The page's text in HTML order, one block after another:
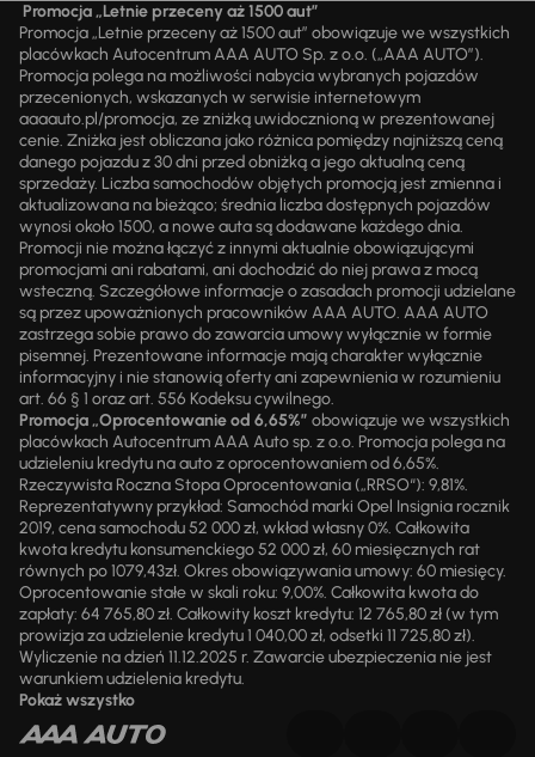
Promocja „Letnie przeceny aż 1500 aut”
Promocja „Letnie przeceny aż 1500 aut” obowiązuje we wszystkich
placówkach Autocentrum AAA AUTO Sp. z o.o. („AAA AUTO”).
Promocja polega na możliwości nabycia wybranych pojazdów
przecenionych, wskazanych w serwisie internetowym
aaaauto.pl/promocja, ze zniżką uwidocznioną w prezentowanej
cenie. Zniżka jest obliczana jako różnica pomiędzy najniższą ceną
danego pojazdu z 30 dni przed obniżką a jego aktualną ceną
sprzedaży. Liczba samochodów objętych promocją jest zmienna i
aktualizowana na bieżąco; średnia liczba dostępnych pojazdów
wynosi około 1500, a nowe auta są dodawane każdego dnia.
Promocji nie można łączyć z innymi aktualnie obowiązującymi
promocjami ani rabatami, ani dochodzić do niej prawa z mocą
wsteczną. Szczegółowe informacje o zasadach promocji udzielane
są przez upoważnionych pracowników AAA AUTO. AAA AUTO
zastrzega sobie prawo do zawarcia umowy wyłącznie w formie
pisemnej. Prezentowane informacje mają charakter wyłącznie
informacyjny i nie stanowią oferty ani zapewnienia w rozumieniu
art. 66 § 1 oraz art. 556 Kodeksu cywilnego.
Promocja „Oprocentowanie od 6,65%” obowiązuje we wszystkich
placówkach Autocentrum AAA Auto sp. z o.o. Promocja polega na
udzieleniu kredytu na auto z oprocentowaniem od 6,65%.
Rzeczywista Roczna Stopa Oprocentowania („RRSO“): 9,81%.
Reprezentatywny przykład: Samochód marki Opel Insignia rocznik
2019, cena samochodu 52 000 zł, wkład własny 0%. Całkowita
kwota kredytu konsumenckiego 52 000 zł, 60 miesięcznych rat
równych po 1079,43zł. Okres obowiązywania umowy: 60 miesięcy.
Oprocentowanie stałe w skali roku: 9,00%. Całkowita kwota do
zapłaty: 64 765,80 zł. Całkowity koszt kredytu: 12 765,80 zł (w tym
prowizja za udzielenie kredytu 1 040,00 zł, odsetki 11 725,80 zł).
Wyliczenie na dzień 11.12.2025 r. Zawarcie ubezpieczenia nie jest
warunkiem udzielenia kredytu.
Pokaż wszystko